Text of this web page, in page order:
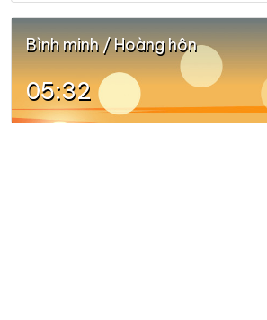
Bình minh / Hoàng hôn
05:32